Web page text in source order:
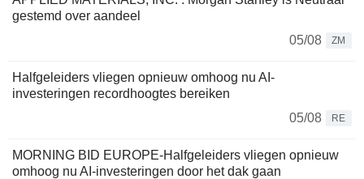
gestemd over aandeel
05/08
ZM
Halfgeleiders vliegen opnieuw omhoog nu AI-
investeringen recordhoogtes bereiken
05/08
RE
MORNING BID EUROPE-Halfgeleiders vliegen opnieuw
omhoog nu AI-investeringen door het dak gaan